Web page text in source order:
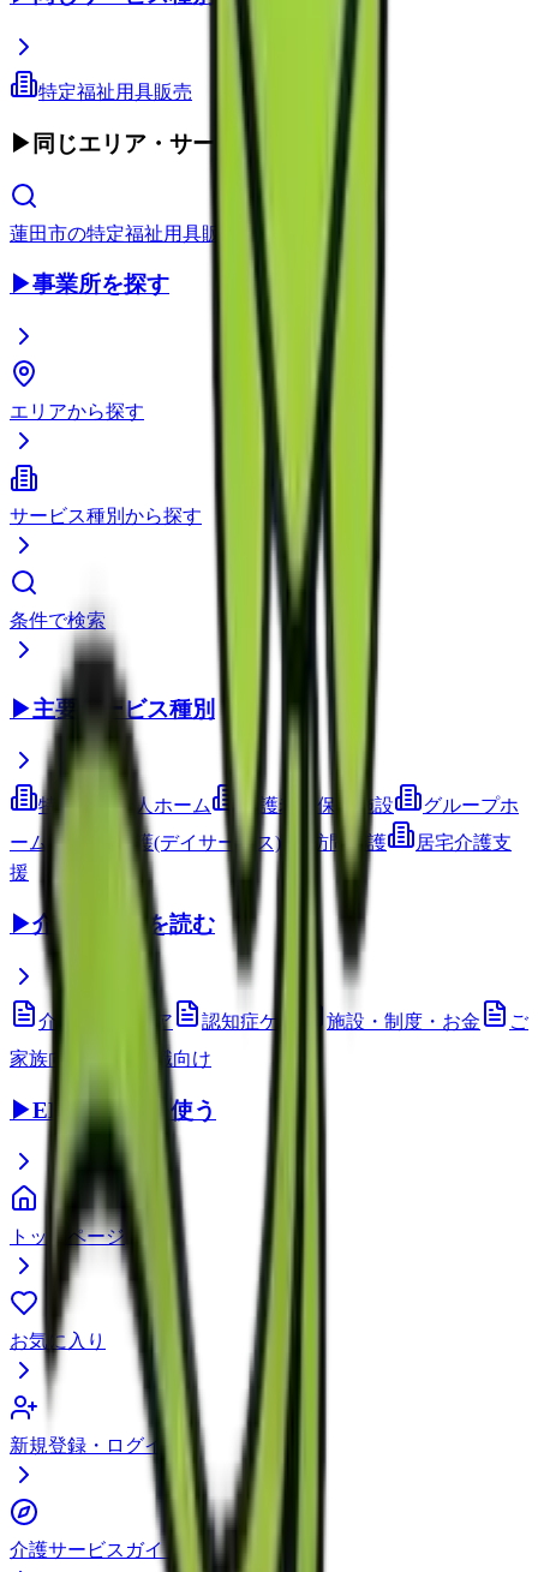
特定福祉用具販売
▶ 同じエリア・サービス種別
蓮田市の特定福祉用具販売
▶事業所を探す
エリアから探す
サービス種別から探す
条件で検索
▶主要サービス種別
特別養護老人ホーム 介護老人保健施設
グループホ
ーム
通所介護(デイサービス) 訪問介護
居宅介護支
援
▶介護コラムを読む
介護技術・ケア 認知症ケア 施設・制度・お金
ご
家族向け
介護職向け
▶EEFUL DBを使う
トップページ
お気に入り
新規登録・ログイン
介護サービスガイド